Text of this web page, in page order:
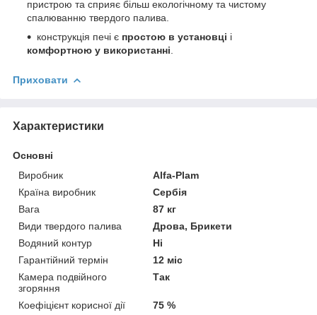
пристрою та сприяє більш екологічному та чистому
спалюванню твердого палива.
конструкція печі є простою в установці і
комфортною у використанні
Приховати
Характеристики
Основні
Виробник
Alfa-Plam
Країна виробник
Сербія
Вага
87 кг
Види твердого палива
Дрова, Брикети
Водяний контур
Ні
Гарантійний термін
12 міс
Камера подвійного
згоряння
Так
Коефіцієнт корисної дії
75 %